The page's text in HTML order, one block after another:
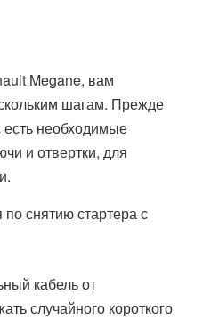
Megane, вам
шагам. Прежде
есть необходимые
и отвертки, для
снятию стартера с
кабель от
случайного короткого